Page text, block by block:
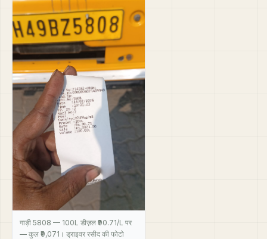
गाड़ी 5808 — 100L डीज़ल ₹90.71/L पर
— कुल ₹9,071। ड्राइवर रसीद की फोटो